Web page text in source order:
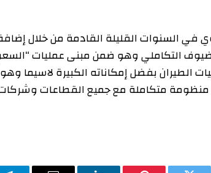
ومع خطة مجموعة السعودية الطموحة لزيادة أسطولها الجوي في السنوات القليلة القادمة من خلال إضافة 188
مركز عمليات الضيوف التكاملي وهو ضمن مبنى عمليات “السعودية”
بفضل إمكاناته الكبيرة لاسيما وهو الأكبر
متكاملة مع جميع القطاعات وشركات